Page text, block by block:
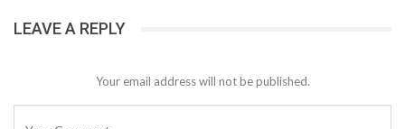
LEAVE A REPLY
Your email address will not be published.